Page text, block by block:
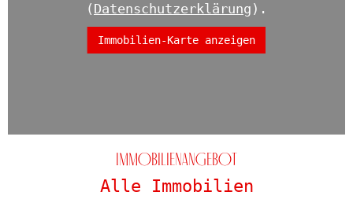
( Datenschutzerklärung ).
Immobilien-Karte anzeigen
Immobilien­angebot
Alle Immobilien